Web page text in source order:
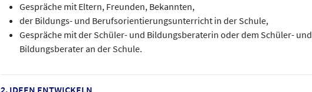
Gespräche mit Eltern, Freunden, Bekannten,
der Bildungs- und Berufsorientierungsunterricht in der Schule,
Gespräche mit der Schüler- und Bildungsberaterin oder dem Schüler- und
Bildungsberater an der Schule.
2. IDEEN ENTWICKELN